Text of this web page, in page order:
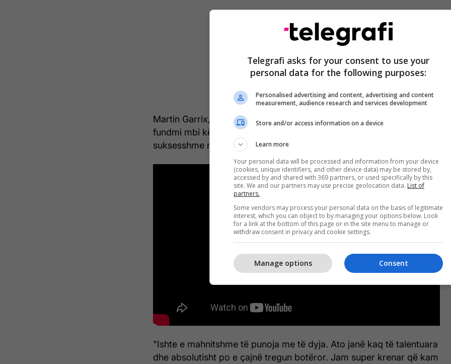
Martin Garrix, në njëintervistë ekskluzive për Telegrafin
fundmi mbi këto dy bashkëpunime, të cilat kanë rezultuar shumë të
suksesshme ndër vite.
"Ishte e mahnitshme të punoja me të dyja. Ato janë kaq të talentuara
dhe absolutisht po e çajnë tregun botëror. Jam super krenar që kam
Telegrafi asks for your consent to use your
personal data for the following purposes:
Personalised advertising and content, advertising and content
measurement, audience research and services development
Store and/or access information on a device
Learn more
Your personal data will be processed and information from your device
(cookies, unique identifiers, and other device data) may be stored by,
accessed by and shared with 369 partners, or used specifically by this
site. We and our partners may use precise geolocation data. List of
partners.
Some vendors may process your personal data on the basis of legitimate
interest, which you can object to by managing your options below. Look
for a link at the bottom of this page or in the site menu to manage or
withdraw consent in privacy and cookie settings.
Consent
Manage options